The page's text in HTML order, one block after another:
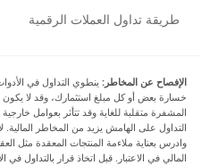
طريقة تداول العملات الرقمية
الإفصاح عن المخاطر: ينطوي التداول في
خسارة بعض أو كل مبلغ استثمارك، وقد لا يكون
المشفرة متقلبة للغاية وقد تتأثر بعوامل
التداول على الهامش يزيد من المخاطر المالية.
وادرس بعناية ملاءمة المنتجات المعقدة مثل
المالي في الاعتبار. قبل اتخاذ قرار بالتداول